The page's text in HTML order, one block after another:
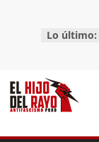
contenido
Lo último: